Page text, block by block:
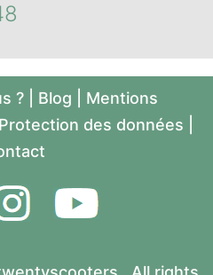
? Blog
Mentions
Protection des données